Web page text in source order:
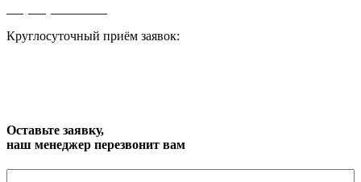
Круглосуточный приём заявок:
Оставьте заявку,
наш менеджер перезвонит вам